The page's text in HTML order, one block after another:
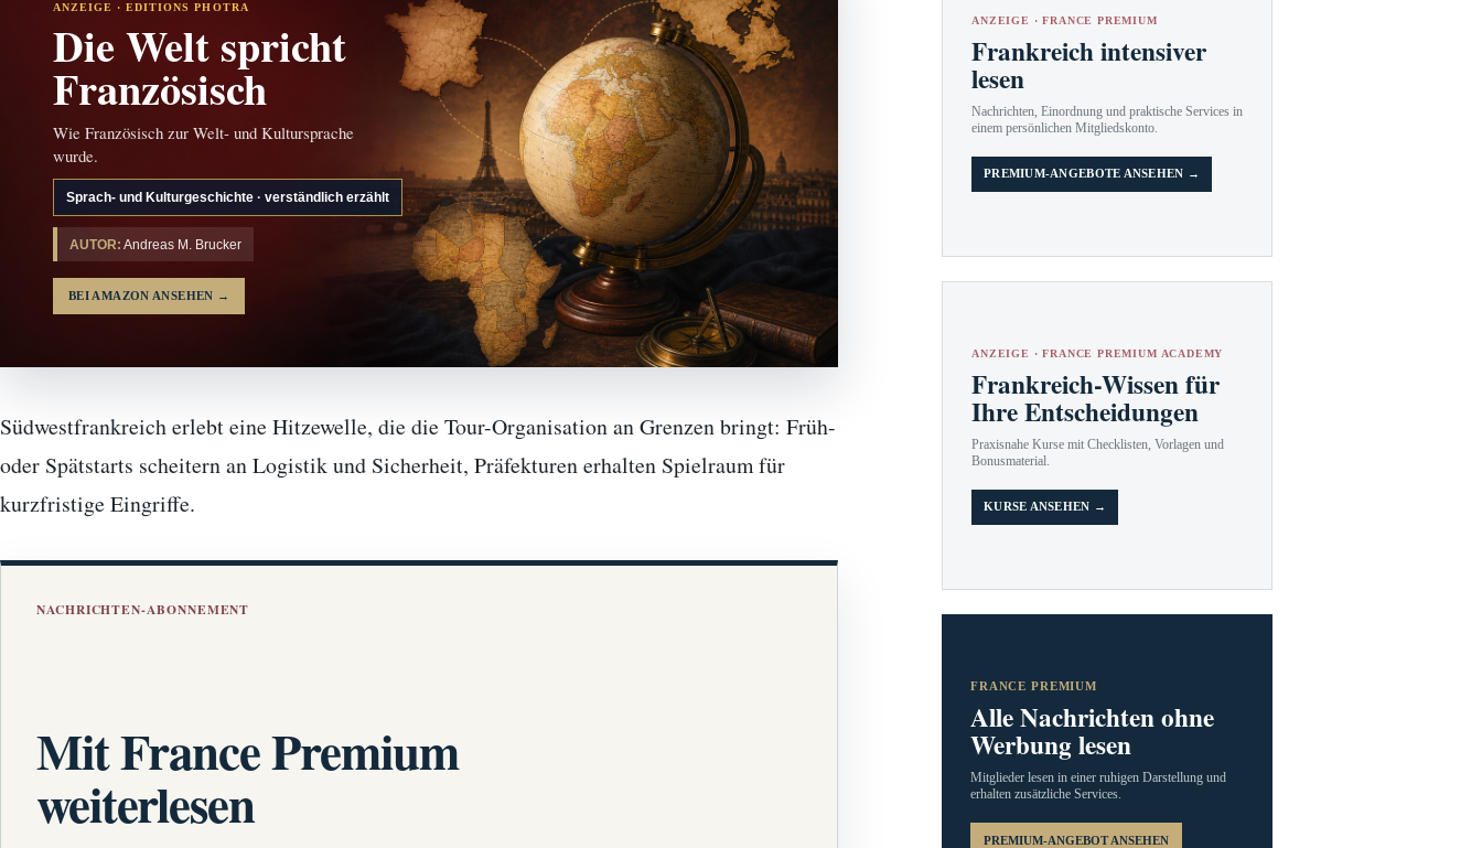
ANZEIGE · EDITIONS PHOTRA
Die Welt spricht
Französisch
Wie Französisch zur Welt- und Kultursprache
wurde.
Sprach- und Kulturgeschichte · verständlich erzählt
AUTOR: Andreas M. Brucker
BEI AMAZON ANSEHEN →
Südwestfrankreich erlebt eine Hitzewelle, die die Tour-Organisation an Grenzen bringt: Früh-
oder Spätstarts scheitern an Logistik und Sicherheit, Präfekturen erhalten Spielraum für
kurzfristige Eingriffe.
NACHRICHTEN-ABONNEMENT
Mit France Premium
weiterlesen
ANZEIGE · FRANCE PREMIUM
Frankreich intensiver
lesen
Nachrichten, Einordnung und praktische Services in
einem persönlichen Mitgliedskonto.
PREMIUM-ANGEBOTE ANSEHEN →
ANZEIGE · FRANCE PREMIUM ACADEMY
Frankreich-Wissen für
Ihre Entscheidungen
Praxisnahe Kurse mit Checklisten, Vorlagen und
Bonusmaterial.
KURSE ANSEHEN →
FRANCE PREMIUM
Alle Nachrichten ohne
Werbung lesen
Mitglieder lesen in einer ruhigen Darstellung und
erhalten zusätzliche Services.
PREMIUM-ANGEBOT ANSEHEN